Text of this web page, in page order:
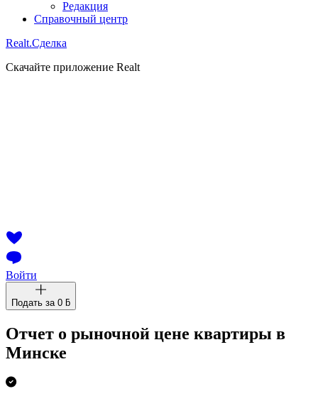
Редакция
Справочный центр
Realt.Сделка
Скачайте приложение Realt
Войти
Подать за 0 ƃ
Отчет о рыночной цене квартиры в
Минске